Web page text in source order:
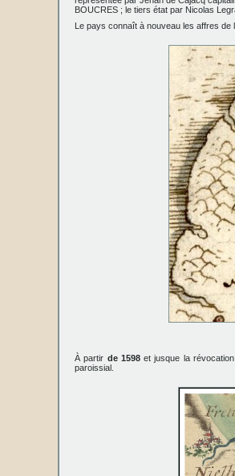
BOUCRES ; le tiers état par Nicolas
Le pays connaît à nouveau les affres de
À partir de 1598et jusque la
paroissial.